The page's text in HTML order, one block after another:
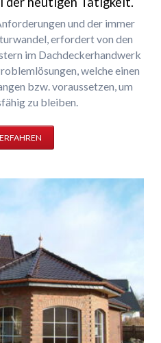
und der immer
erfordert von den
im Dachdeckerhandwerk
welche einen
bzw. voraussetzen, um
zu bleiben.